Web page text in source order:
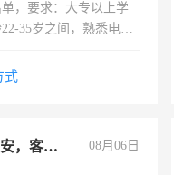
，要求：大专以上学
35岁之间，熟悉电脑
正后交纳五险，
式
急招保洁，保安，客服，工程 08月06日